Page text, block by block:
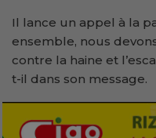
Il lance un appel à la
ensemble, nous
contre la haine et
t-il dans son message.